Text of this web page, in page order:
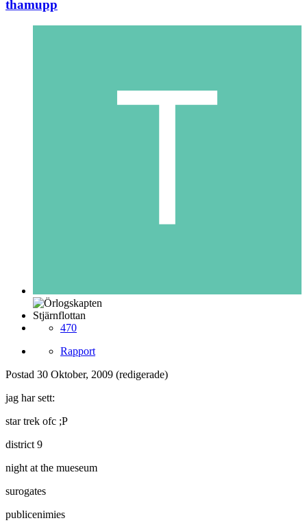
thamupp
Stjärnflottan
470
Rapport
Postad 30 Oktober, 2009 (redigerade)
jag har sett:
star trek ofc ;P
district 9
night at the mueseum
surogates
publicenimies